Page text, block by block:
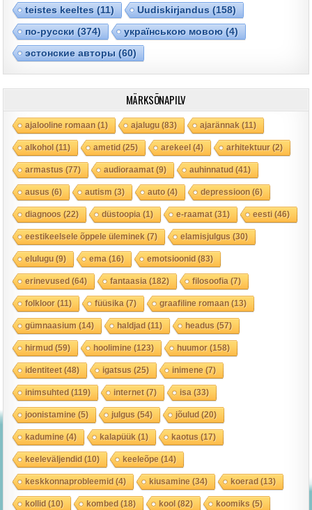
teistes keeltes (11) Uudiskirjandus (158)
по-русски (374) українською мовою (4)
эстонские авторы (60)
MÄRKSÕNAPILV
ajalooline romaan(1) ajalugu(83) ajarännak (11)
alkohol(11) ametid(25) arekeel(4) arhitektuur(2)
armastus (77) audioraamat(9) auhinnatud(41)
ausus (6) autism (3) auto(4) depressioon(6)
diagnoos (22) düstoopia (1) e-raamat(31) eesti(46)
eestikeelsele õppele üleminek (7) elamisjulgus (30)
elulugu(9) ema (16) emotsioonid(83)
erinevused(64) fantaasia (182) filosoofia (7)
folkloor(11) füüsika (7) graafiline romaan(13)
gümnaasium (14) haldjad(11) headus (57)
hirmud(59) hoolimine (123) huumor(158)
identiteet(48) igatsus (25) inimene (7)
inimsuhted(119) internet(7) isa (33)
joonistamine (5) julgus (54) jõulud(20)
kadumine (4) kalapüük (1) kaotus (17)
keeleväljendid(10) keeleõpe (14)
keskkonnaprobleemid(4) kiusamine (34) koerad(13)
kollid(10) kombed(18) kool(82) koomiks (5)